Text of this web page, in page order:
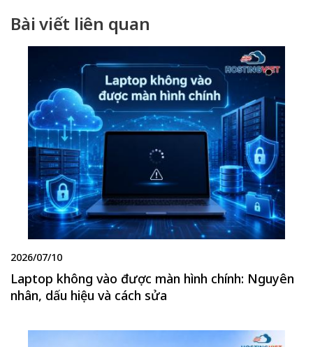
Bài viết liên quan
2026/07/10
Laptop không vào được màn hình chính: Nguyên
nhân, dấu hiệu và cách sửa